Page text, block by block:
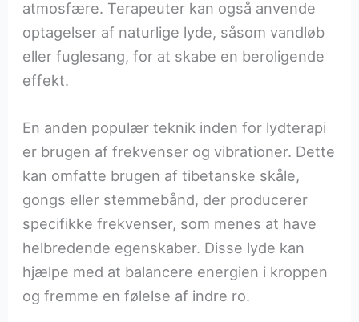
atmosfære. Terapeuter kan også anvende
optagelser af naturlige lyde, såsom vandløb
eller fuglesang, for at skabe en beroligende
effekt.
En anden populær teknik inden for lydterapi
er brugen af frekvenser og vibrationer. Dette
kan omfatte brugen af tibetanske skåle,
gongs eller stemmebånd, der producerer
specifikke frekvenser, som menes at have
helbredende egenskaber. Disse lyde kan
hjælpe med at balancere energien i kroppen
og fremme en følelse af indre ro.